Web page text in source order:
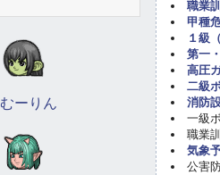
職業
甲種
１級
第一
高圧
二級
消防
一級
職業
気象
公害
むーりん